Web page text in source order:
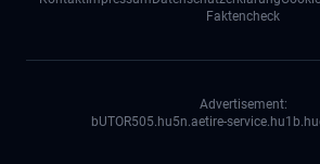
Faktencheck
Advertisement:
bUTOR505.hu5n.aetire-service.hu1b.hu